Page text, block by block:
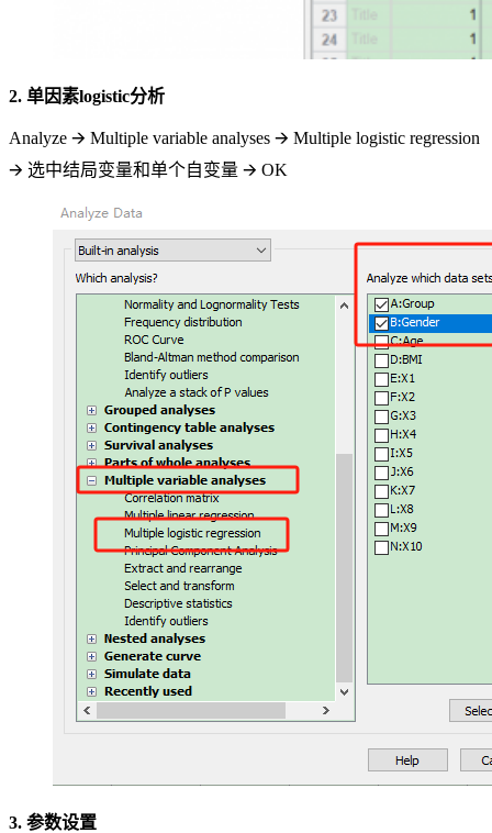
2. 单因素logistic分析
Analyze 🡪 Multiple variable analyses 🡪 Multiple logistic regression
🡪 选中结局变量和单个自变量 🡪 OK
3. 参数设置